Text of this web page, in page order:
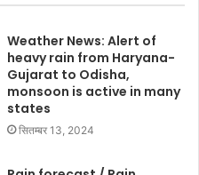
Weather News: Alert of
heavy rain from Haryana-
Gujarat to Odisha,
monsoon is active in many
states
सितम्बर 13, 2024